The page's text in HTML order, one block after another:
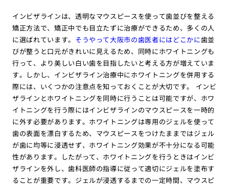
インビザラインは、透明なマウスピースを使って歯並びを整える
矯正方法で、矯正中でも目立たずに治療ができるため、多くの人
に選ばれています。 そうやって大阪市の歯医者にはどこかに歯並
びが整うと口元がきれいに見えるため、同時にホワイトニングも
行って、より美しい白い歯を目指したいと考える方が増えていま
す。しかし、インビザライン治療中にホワイトニングを併用する
際には、いくつかの注意点を知っておくことが大切です。 インビ
ザラインとホワイトニングを同時に行うことは可能ですが、ホワ
イトニングを行う際にはインビザラインのマウスピースを一時的
に外す必要があります。ホワイトニングは専用のジェルを使って
歯の表面を漂白するため、マウスピースをつけたままではジェル
が歯に均等に浸透せず、ホワイトニング効果が不十分になる可能
性があります。したがって、ホワイトニングを行うときはインビ
ザラインを外し、歯科医師の指導に従って適切にジェルを塗布す
ることが重要です。ジェルが浸透するまでの一定時間、マウスピ